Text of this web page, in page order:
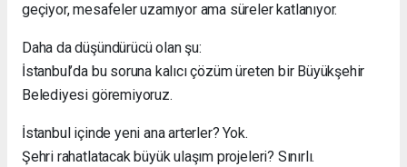
geçiyor, mesafeler uzamıyor ama süreler katlanıyor.
Daha da düşündürücü olan şu:
İstanbul’da bu soruna kalıcı çözüm üreten bir Büyükşehir
Belediyesi göremiyoruz.
İstanbul içinde yeni ana arterler? Yok.
Şehri rahatlatacak büyük ulaşım projeleri? Sınırlı.